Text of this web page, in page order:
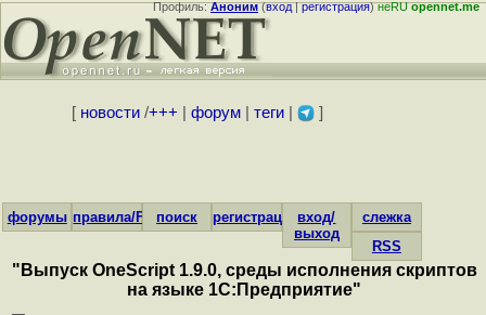
Профиль:Аноним(вход|регистрация)неRUopennet.me
[ новости/+++ форум| теги| ]
форумы правила/FAQпоиск регистрациявход/
выход
слежка
RSS
"Выпуск OneScript 1.9.0, среды исполнения скриптов
на языке 1С:Предприятие"